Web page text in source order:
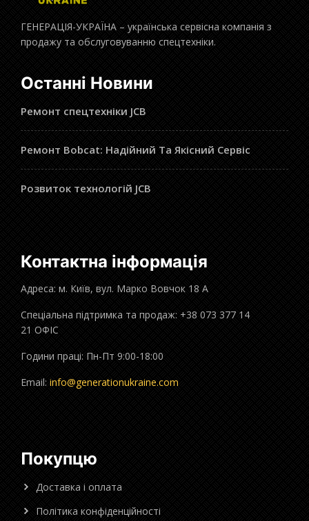
ГЕНЕРАЦІЯ-УКРАЇНА – українська сервісна компанія з
продажу та обслуговуванню спецтехніки.
Останні Новини
Ремонт спецтехніки JCB
Ремонт Bobcat: Надійний Та Якісний Сервіс
Розвиток технологій JCB
Контактна інформація
Адреса: м. Київ, вул. Марко Вовчок 18 А
Спеціальна підтримка та продаж: +38 073 377 14
21 ОФІС
Години праці: Пн-Пт 9:00-18:00
Email: info@generationukraine.com
Покупцю
Доставка і оплата
Політика конфіденційності